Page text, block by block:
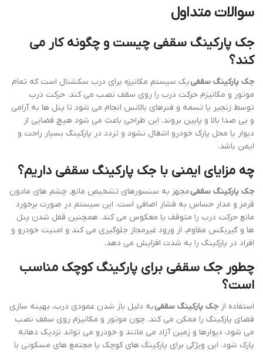
سوالات متداول
جک پارکینگ سقفی چیست و چگونه کار می
کند؟
جک پارکینگ سقفییک سیستم مکانیزه برای درب سکشنال است که تمام
موتور و مکانیزم حرکت درب را روی سقف نصب می کند. حرکت درب
توسط زنجیر یا تسمه و فنرهای بالانس انجام می شود تا پنل ها به آرامی
و بی صدا بالا و پایین بروند. این طراحی باعث می شود هیچ فضایی از
دیوار یا محل پارک خودرو اشغال نشود و تردد در پارکینگ بسیار راحت و
ایمن باشد.
چه مزایای ایمنی با جک پارکینگ سقفی داریم؟
جک پارکینگ سقفیمجهز به سنسورهای تشخیص مانع، چشم های مادون
قرمز و مدار حساس به فشار اضافی است. این سیستم در صورت برخورد
مانع حرکت درب را متوقف یا معکوس می کند. همچنین قفل شدن پنل
ها و گیربکس مقاوم، از ورود غیرمجاز جلوگیری می کند و امنیت خودرو و
افراد در پارکینگ را به شدت افزایش می دهد.
چطور جک سقفی برای پارکینگ کوچک مناسب
است؟
استفاده از جک پارکینگ سقفیبه دلیل باز شدن عمودی درب، بهینه سازی
فضای پارکینگ را ممکن می کند. چون موتور و مکانیزم روی سقف نصب
می شود، دیوارها و زمین آزاد می مانند و خودرو می تواند نزدیک دهانه
پارک شود. این ویژگی برای پارکینگ های کوچک یا مجتمع های مسکونی با